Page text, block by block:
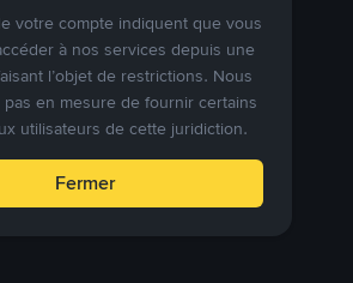
votre compte indiquent que vous
à nos services depuis une
l’objet de restrictions. Nous
pas en mesure de fournir certains
utilisateurs de cette juridiction.
Fermer